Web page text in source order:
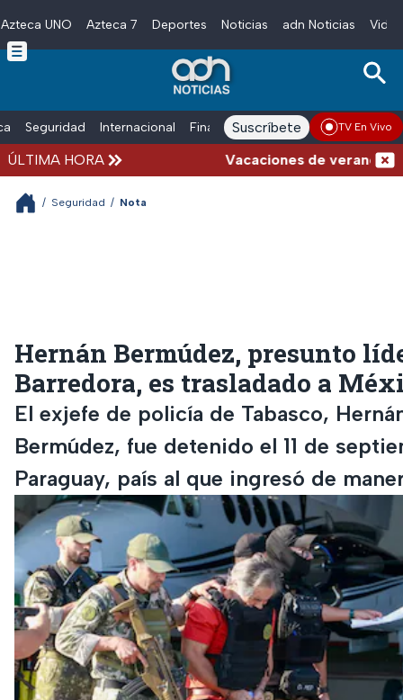
Skip to main content
Azteca UNO Azteca 7 Deportes Noticias adn Noticias
Seguridad Internacional Finanzas adn Noticias Radio
Suscríbete TV En Vivo
ÚLTIMA HORA Vacaciones de verano
/ Seguridad / Nota
Hernán Bermúdez, presunto
Barredora, es trasladado a
El exjefe de policía de Tabasco,
Bermúdez, fue detenido el 11 de
Paraguay, país al que ingresó de